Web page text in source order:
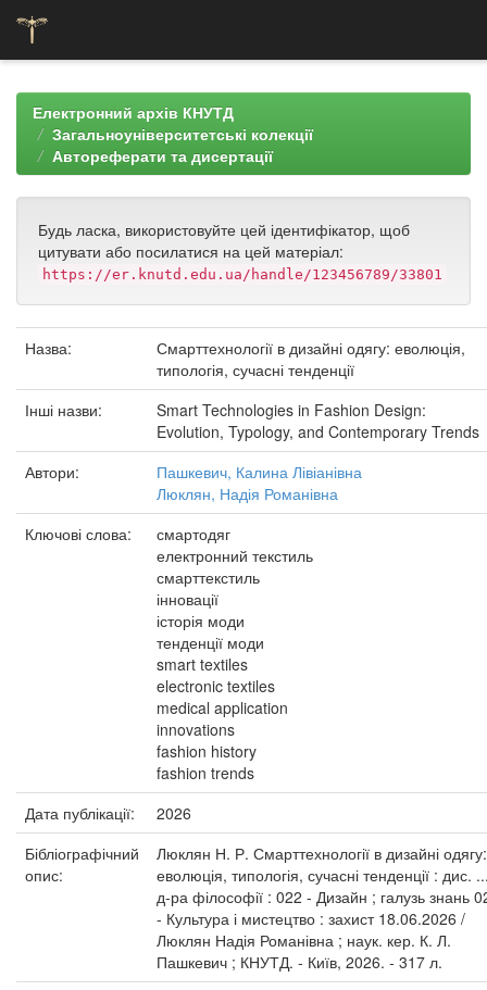
navigationЕлектронний архів КНУТД
Загальноуніверситетські колекції
Автореферати та дисертації
Будь ласка, використовуйте цей ідентифікатор, щоб
цитувати або посилатися на цей матеріал:
https://er.knutd.edu.ua/handle/123456789/33801
Назва:
Смарттехнології в дизайні одягу: еволюція,
типологія, сучасні тенденції
Інші назви:
Smart Technologies in Fashion Design:
Evolution, Typology, and Contemporary Trends
Автори:
Пашкевич, Калина Лівіанівна
Люклян, Надія Романівна
Ключові слова:
смартодяг
електронний текстиль
смарттекстиль
інновації
історія моди
тенденції моди
smart textiles
electronic textiles
medical application
innovations
fashion history
fashion trends
Дата публікації:
2026
Бібліографічний
опис:
Люклян Н. Р. Смарттехнології в дизайні одягу:
еволюція, типологія, сучасні тенденції : дис.
д-ра філософії : 022 - Дизайн ; галузь знань
- Культура і мистецтво : захист 18.06.2026 /
Люклян Надія Романівна ; наук. кер. К. Л.
Пашкевич ; КНУТД. - Київ, 2026. - 317 л.